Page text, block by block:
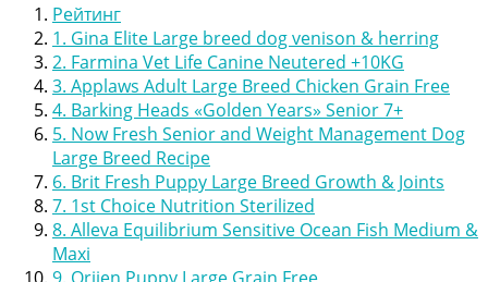
Рейтинг
1. Gina Elite Large breed dog venison & herring
2. Farmina Vet Life Canine Neutered +10KG
3. Applaws Adult Large Breed Chicken Grain Free
4. Barking Heads «Golden Years» Senior 7+
5. Now Fresh Senior and Weight Management Dog
Large Breed Recipe
6. Brit Fresh Puppy Large Breed Growth & Joints
7. 1st Choice Nutrition Sterilized
8. Alleva Equilibrium Sensitive Ocean Fish Medium &
Maxi